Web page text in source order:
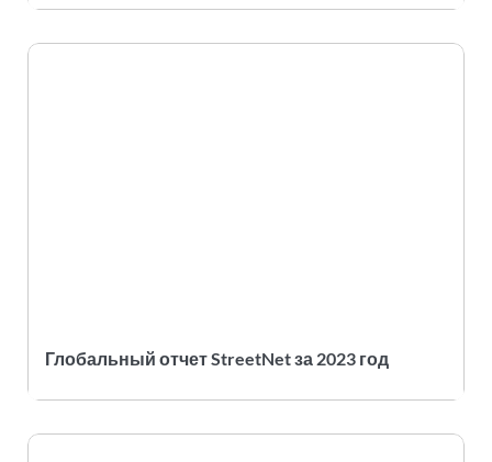
Глобальный отчет StreetNet за 2023 год